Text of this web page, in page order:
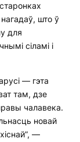
што ў
для
сіламі і
— гэта
там, дзе
чалавека.
новай
—